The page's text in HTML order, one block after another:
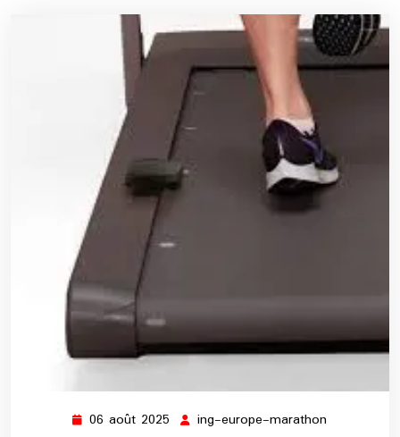
06 août 2025 06
ing-europe-marathon